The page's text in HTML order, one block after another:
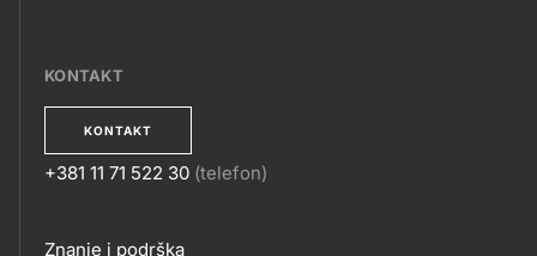
KONTAKT
KONTAKT
+381 11 71 522 30 (telefon)
Znanje i podrška